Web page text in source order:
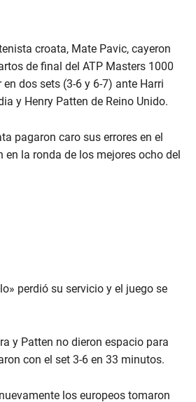
croata, Mate Pavic, cayeron
de final del ATP Masters 1000
dos sets (3-6 y 6-7) ante Harri
y Henry Patten de Reino Unido.
pagaron caro sus errores en el
en la ronda de los mejores ocho del
perdió su servicio y el juego se
y Patten no dieron espacio para
con el set 3-6 en 33 minutos.
los europeos tomaron